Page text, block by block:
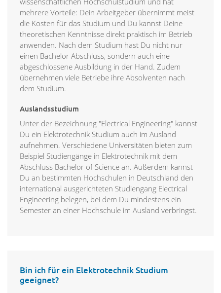
mehrere Vorteile: Dein Arbeitgeber übernimmt meist
die Kosten für das Studium und Du kannst Deine
theoretischen Kenntnisse direkt praktisch im Betrieb
anwenden. Nach dem Studium hast Du nicht nur
einen Bachelor Abschluss, sondern auch eine
abgeschlossene Ausbildung in der Hand. Zudem
übernehmen viele Betriebe ihre Absolventen nach
dem Studium.
Auslandsstudium
Unter der Bezeichnung "Electrical Engineering" kannst
Du ein Elektrotechnik Studium auch im Ausland
aufnehmen. Verschiedene Universitäten bieten zum
Beispiel Studiengänge in Elektrotechnik mit dem
Abschluss Bachelor of Science an. Außerdem kannst
Du an bestimmten Hochschulen in Deutschland den
international ausgerichteten Studiengang Electrical
Engineering belegen, bei dem Du mindestens ein
Semester an einer Hochschule im Ausland verbringst.
Bin ich für ein Elektrotechnik Studium
geeignet?